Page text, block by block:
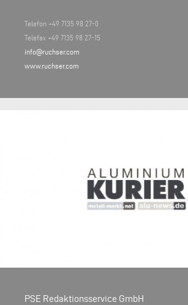
Telefon +49 7135 98 27-0
Telefax +49 7135 98 27-15
info@ruchser.com
www.ruchser.com
PSE Redaktionsservice GmbH